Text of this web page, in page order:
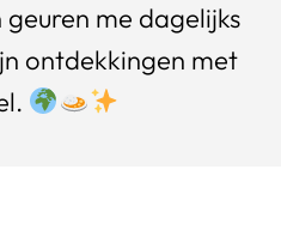
me dagelijks
ontdekkingen met